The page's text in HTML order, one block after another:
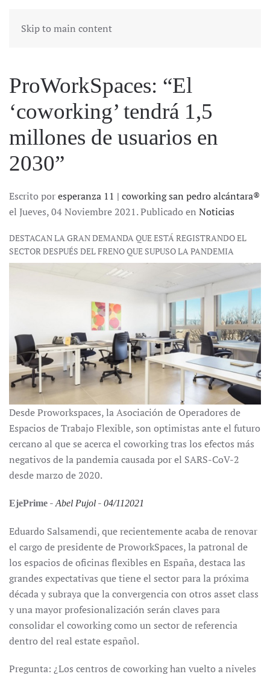
Skip to main content
ProWorkSpaces: “El
‘coworking’ tendrá 1,5
millones de usuarios en
2030”
Escrito poresperanza 11 | coworking san pedro alcántara®
el Jueves, 04 Noviembre 2021. Publicado en Noticias
DESTACAN LA GRAN DEMANDA QUE ESTÁ REGISTRANDO EL
SECTOR DESPUÉS DEL FRENO QUE SUPUSO LA PANDEMIA
Desde Proworkspaces, la Asociación de Operadores de
Espacios de Trabajo Flexible, son optimistas ante el futuro
cercano al que se acerca el coworking tras los efectos más
negativos de la pandemia causada por el SARS-CoV-2
desde marzo de 2020.
EjePrime -Abel Pujol - 04/112021
Eduardo Salsamendi, que recientemente acaba de renovar
el cargo de presidente de ProworkSpaces, la patronal de
los espacios de oficinas flexibles en España, destaca las
grandes expectativas que tiene el sector para la próxima
década y subraya que la convergencia con otros asset class
y una mayor profesionalización serán claves para
consolidar el coworking como un sector de referencia
dentro del real estate español.
Pregunta: ¿Los centros de coworking han vuelto a niveles